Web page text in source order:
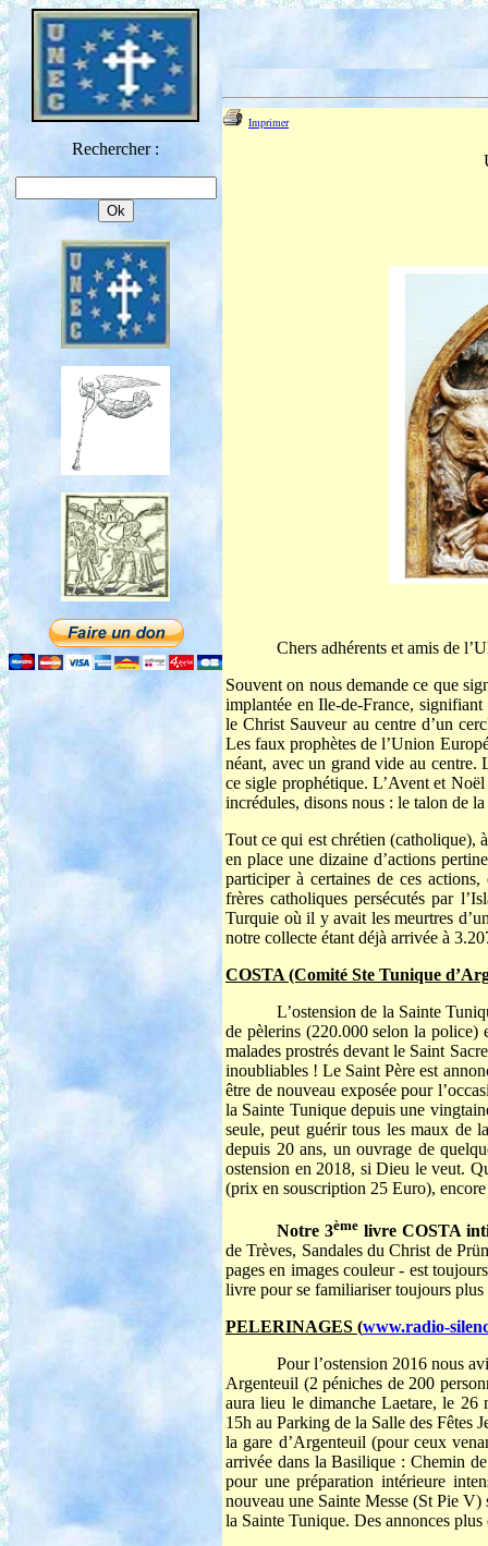
Rechercher :
Imprimer
Chers adhérents et amis de
Souvent on nous demande ce que
implantée en Ile-de-France,
le Christ Sauveur au centre d’un
Les faux prophètes de l’Union
néant, avec un grand vide au centre.
ce sigle prophétique. L’Avent et
incrédules, disons nous : le talon de
Tout ce qui est chrétien (catholique),
en place une dizaine d’actions
participer à certaines de ces
frères catholiques persécutés par
Turquie où il y avait les meurtres
notre collecte étant déjà arrivée à
COSTA (Comité Ste Tunique
L’ostension de la Sainte
de pèlerins (220.000 selon la police)
malades prostrés devant le Saint
inoubliables ! Le Saint Père est
être de nouveau exposée pour
la Sainte Tunique depuis une
seule, peut guérir tous les maux de
depuis 20 ans, un ouvrage de
ostension en 2018, si Dieu le veut.
(prix en souscription 25 Euro),
Notre 3ème livre COSTA
de Trèves, Sandales du Christ de
pages en images couleur - est
livre pour se familiariser toujours
PELERINAGES (www.radio-
Pour l’ostension 2016 nous
Argenteuil (2 péniches de 200
aura lieu le dimanche Laetare, le 26
15h au Parking de la Salle des Fêtes
la gare d’Argenteuil (pour ceux
arrivée dans la Basilique : Chemin
pour une préparation intérieure
nouveau une Sainte Messe (St Pie
la Sainte Tunique. Des annonces